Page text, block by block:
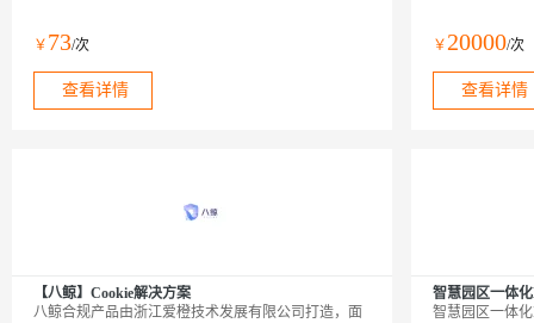
￥ 73/次
查看详情
￥20000/次
查看详情
【八鲸】Cookie解决方案
八鲸合规产品由浙江爱橙技术发展有限公司打造，面
智慧园区一体
智慧园区一体